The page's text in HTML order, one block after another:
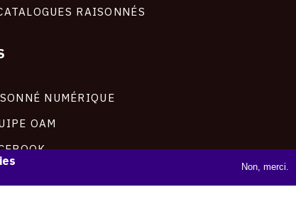
RAISONNÉS
NUMÉRIQUE
OAM
Non, merci.